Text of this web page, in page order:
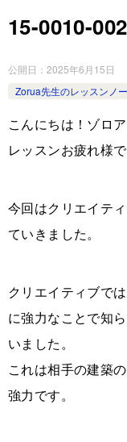
15-0010-
公開日： 2025年6月15日
Zorua先生のレッスンノ
こんにちは！ゾロア
レッスンお疲れ様で
今回はクリエイテ
ていきました。
クリエイティブで
に強力なことで知
いました。
これは相手の建築
強力です。